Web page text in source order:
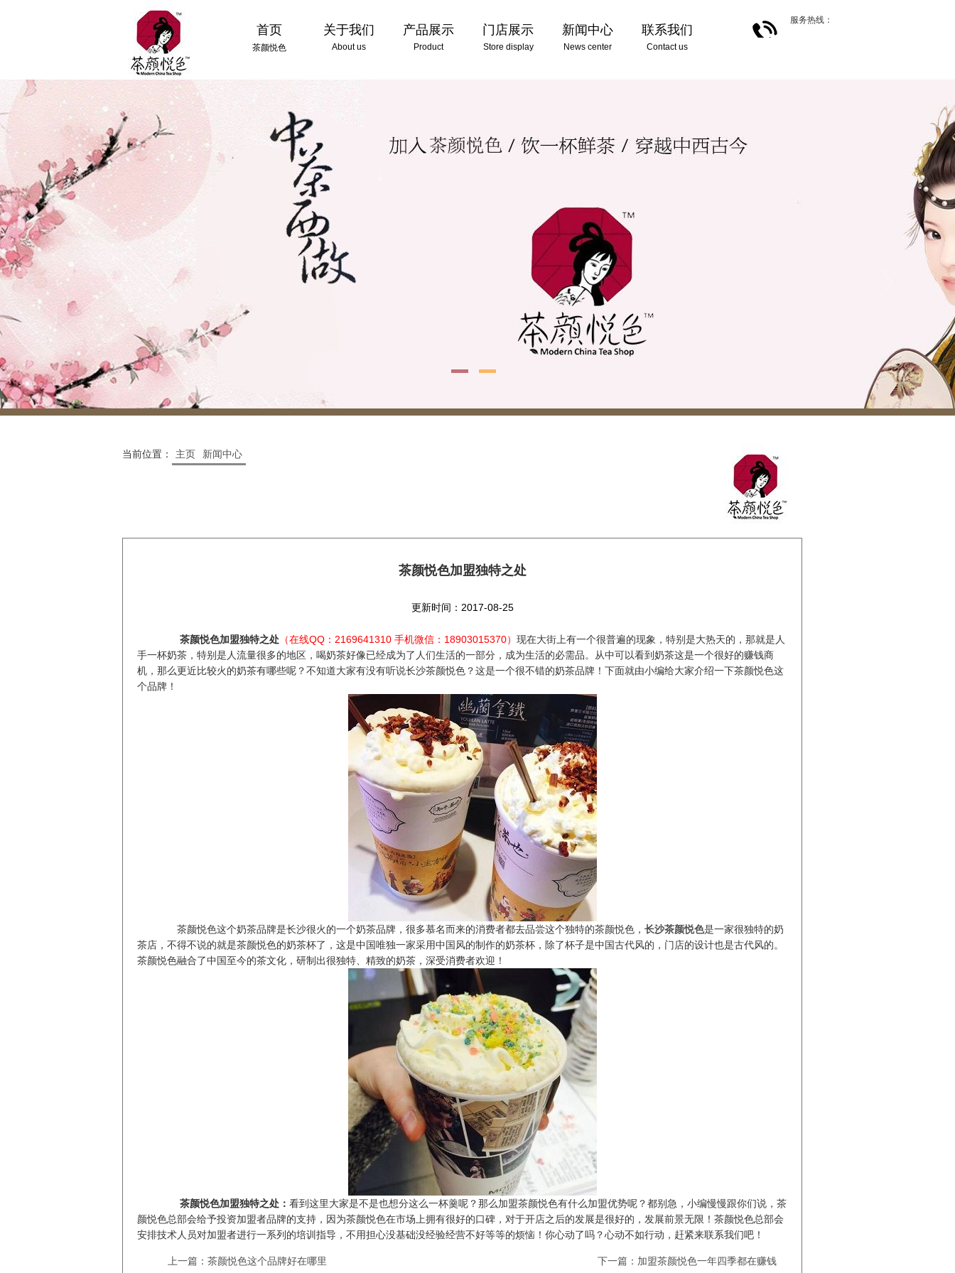
首页
茶颜悦色
关于我们
About us
产品展示
Product
门店展示
Store display
新闻中心
News center
联系我们
Contact us
服务热线：
当前位置： 主页 新闻中心
茶颜悦色加盟独特之处
更新时间：2017-08-25
茶颜悦色加盟独特之处 （在线QQ：2169641310 手机微信：18903015370） 现在大街上有一个很普遍的现象，特别是大热天的，那就是人
手一杯奶茶，特别是人流量很多的地区，喝奶茶好像已经成为了人们生活的一部分，成为生活的必需品。从中可以看到奶茶这是一个很好的赚钱商
机，那么更近比较火的奶茶有哪些呢？不知道大家有没有听说长沙茶颜悦色？这是一个很不错的奶茶品牌！下面就由小编给大家介绍一下茶颜悦色这
个品牌！
茶颜悦色这个奶茶品牌是长沙很火的一个奶茶品牌，很多慕名而来的消费者都去品尝这个独特的茶颜悦色， 长沙茶颜悦色是一家很独特的奶
茶店，不得不说的就是茶颜悦色的奶茶杯了，这是中国唯独一家采用中国风的制作的奶茶杯，除了杯子是中国古代风的，门店的设计也是古代风的。
茶颜悦色融合了中国至今的茶文化，研制出很独特、精致的奶茶，深受消费者欢迎！
茶颜悦色加盟独特之处： 看到这里大家是不是也想分这么一杯羹呢？那么加盟茶颜悦色有什么加盟优势呢？都别急，小编慢慢跟你们说，茶
颜悦色总部会给予投资加盟者品牌的支持，因为茶颜悦色在市场上拥有很好的口碑，对于开店之后的发展是很好的，发展前景无限！茶颜悦色总部会
安排技术人员对加盟者进行一系列的培训指导，不用担心没基础没经验经营不好等等的烦恼！你心动了吗？心动不如行动，赶紧来联系我们吧！
上一篇：茶颜悦色这个品牌好在哪里 下一篇：加盟茶颜悦色一年四季都在赚钱